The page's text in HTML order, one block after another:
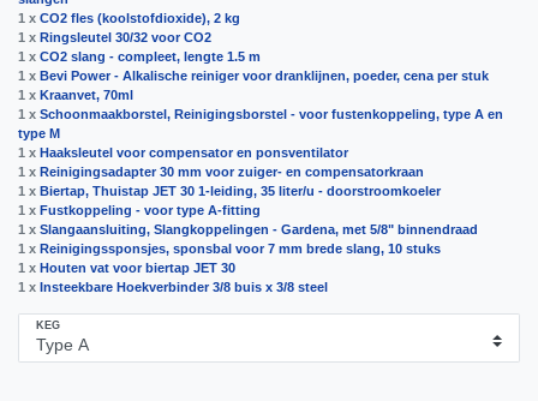
1 x CO2 fles (koolstofdioxide), 2 kg
1 x Ringsleutel 30/32 voor CO2
1 x CO2 slang - compleet, lengte 1.5 m
1 x Bevi Power - Alkalische reiniger voor dranklijnen, poeder, сena per stuk
1 x Kraanvet, 70ml
1 x Schoonmaakborstel, Reinigingsborstel - voor fustenkoppeling, type A en
type M
1 x Haaksleutel voor compensator en ponsventilator
1 x Reinigingsadapter 30 mm voor zuiger- en compensatorkraan
1 x Biertap, Thuistap JET 30 1-leiding, 35 liter/u - doorstroomkoeler
1 x Fustkoppeling - voor type A-fitting
1 x Slangaansluiting, Slangkoppelingen - Gardena, met 5/8" binnendraad
1 x Reinigingssponsjes, sponsbal voor 7 mm brede slang, 10 stuks
1 x Houten vat voor biertap JET 30
1 x Insteekbare Hoekverbinder 3/8 buis x 3/8 steel
KEG